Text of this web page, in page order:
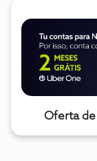
Oferta de